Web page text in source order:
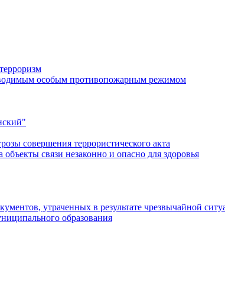
особым противопожарным режимом
совершения террористического акта
связи незаконно и опасно для здоровья
утраченных в результате чрезвычайной
образования